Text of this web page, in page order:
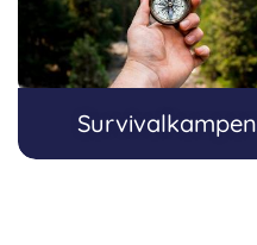
Survivalkampen